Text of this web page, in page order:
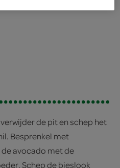
de pit en schep het
Besprenkel met
avocado met de
Schep de bieslook